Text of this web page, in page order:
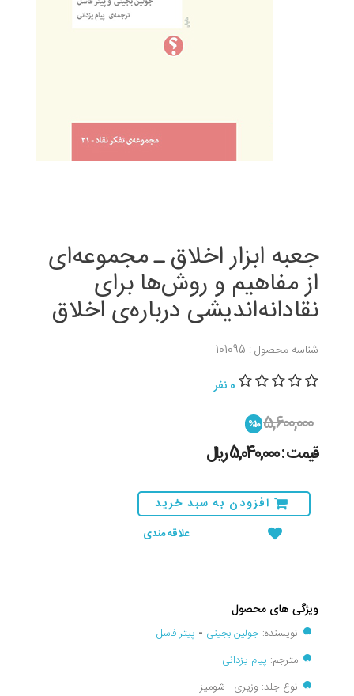
جعبه ‌ابزار اخلاق ـ مجموعه‌ای
از مفاهیم و روش‌ها برای
نقادانه‌اندیشی درباره‌ی اخلاق
شناسه محصول : 101095
0 نفر
5,600,000
%10
قیمت : 5,040,000 ريال
افزودن به سبد خرید
علاقه مندی
ویژگی های محصول
نویسنده: جولین بجینی - پیتر فاسل
مترجم: پیام یزدانی
نوع جلد: وزیری - شومیز